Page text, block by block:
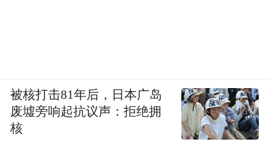
被核打击81年后，日本广岛
废墟旁响起抗议声：拒绝拥
核